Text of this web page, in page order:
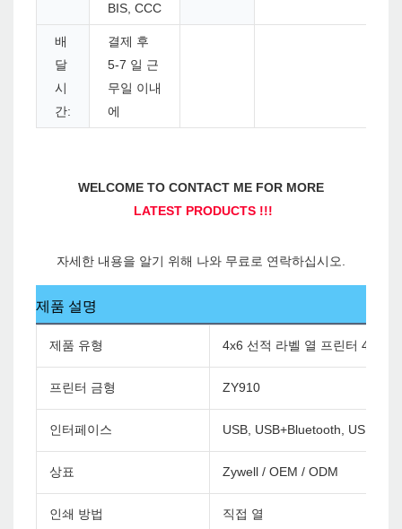
BIS, CCC
배
달
시
간:
결제 후
5-7 일 근
무일 이내
에
제품 설명
제품 유형 4x6 선적 라벨 열 프린터 4 인
프린터 금형 ZY910
인터페이스 USB, USB+Bluetooth,
상표 Zywell / OEM / ODM
인쇄 방법 직접 열